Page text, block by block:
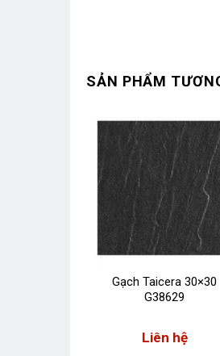
SẢN PHẨM
Gạch Taicera 30×30
G38629
Liên hệ